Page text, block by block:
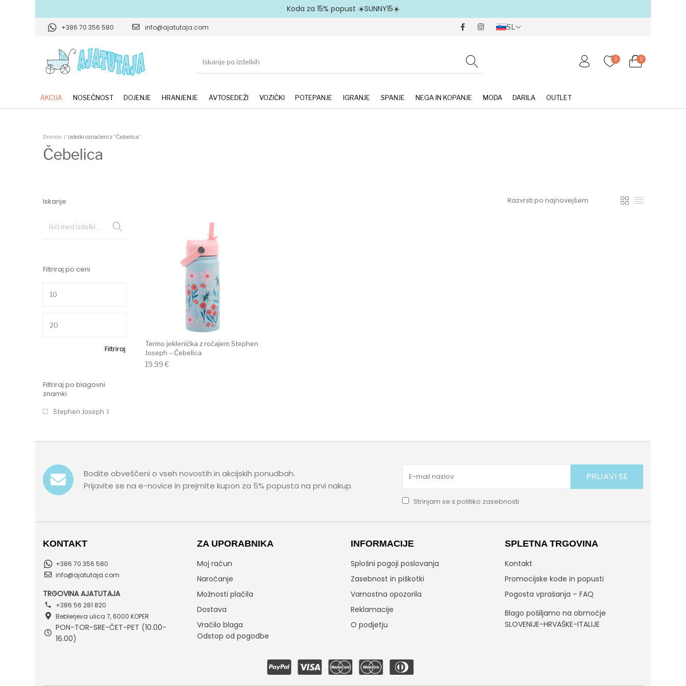
Koda za 15% popust ☀️SUNNY15☀️
+386 70 356 580 info@ajatutaja.com SL
0 0
AKCIJA NOSEČNOST DOJENJE HRANJENJE AVTOSEDEŽI VOZIČKI POTEPANJE IGRANJE SPANJE NEGA IN KOPANJE MODA DARILA OUTLET
Domov / Izdelki označeni z “Čebelica”
Čebelica
Iskanje
Filtriraj po ceni
Filtriraj
Filtriraj po blagovni
znamki
Stephen Joseph 1
Termo jeklenička z ročajem Stephen
Joseph – Čebelica
19.99€
Bodite obveščeni o vseh novostih in akcijskih ponudbah.
Prijavite se na e-novice in prejmite kupon za 5% popusta na prvi nakup.
PRIJAVI SE
Strinjam se s politiko zasebnosti
KONTAKT
+386 70 356 580
info@ajatutaja.com
TRGOVINA AJATUTAJA
+386 56 281 820
Beblerjeva ulica 7, 6000 KOPER
PON-TOR-SRE-ČET-PET (10.00-
16.00)
ZA UPORABNIKA
Moj račun
Naročanje
Možnosti plačila
Dostava
Vračilo blaga
Odstop od pogodbe
INFORMACIJE
Splošni pogoji poslovanja
Zasebnost in piškotki
Varnostna opozorila
Reklamacije
O podjetju
SPLETNA TRGOVINA
Kontakt
Promocijske kode in popusti
Pogosta vprašanja – FAQ
Blago pošiljamo na območje
SLOVENIJE-HRVAŠKE-ITALIJE